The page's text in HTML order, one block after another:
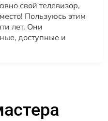
свой телевизор,
Пользуюсь этим
лет. Они
доступные и